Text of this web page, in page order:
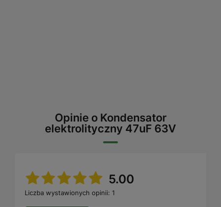
Opinie o Kondensator
elektrolityczny 47uF 63V
5.00
Liczba wystawionych opinii: 1